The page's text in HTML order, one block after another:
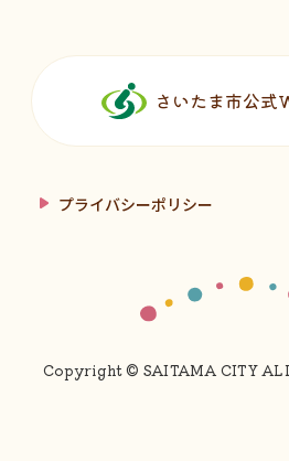
さいたま市公式
プライバシーポリシー
Copyright © SAITAMA CITY ALL